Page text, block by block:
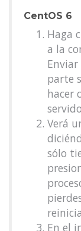
CentOS 6
Haga
a la
Enviar
parte
hacer
Verá
sólo
En el